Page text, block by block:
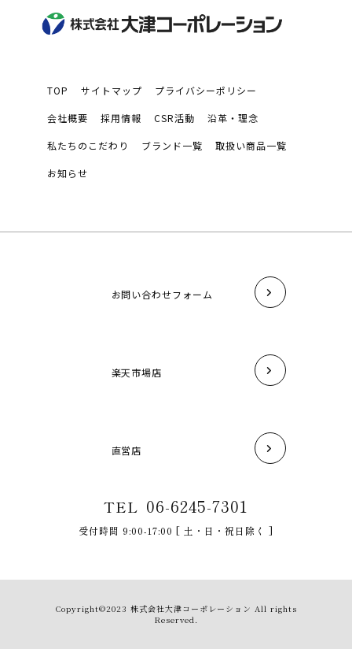
TOP サイトマップ プライバシーポリシー
会社概要 採用情報 CSR活動 沿革・理念
私たちのこだわり ブランド一覧 取扱い商品一覧
お知らせ
お問い合わせフォーム
楽天市場店
直営店
TEL 06-6245-7301
受付時間 9:00-17:00 [ 土・日・祝日除く ]
Copyright©2023 株式会社大津コーポレーション All rights
Reserved.